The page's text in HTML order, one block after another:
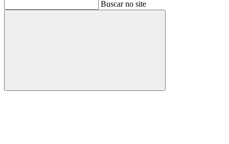
Buscar no site
Buscar